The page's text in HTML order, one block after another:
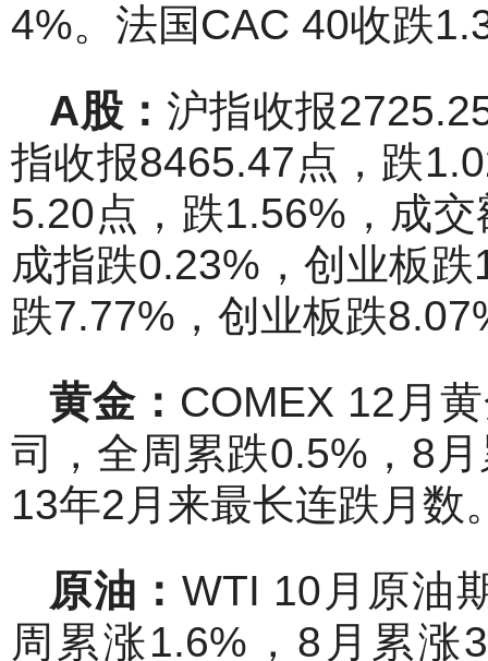
4%。法国CAC 40收跌
A股： 沪指收报
指收报8465.47点，跌
5.20点，跌1.56%，成
成指跌0.23%，创业板
跌7.77%，创业板跌
黄金： COMEX 12月
司，全周累跌0.5%，8
13年2月来最长连跌月数
原油： WTI 10月原油
周累涨1.6%，8月累涨